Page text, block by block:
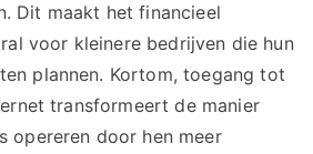
Dit maakt het financieel
voor kleinere bedrijven die hun
plannen. Kortom, toegang tot
transformeert de manier
opereren door hen meer